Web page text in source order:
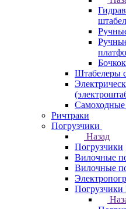
Штабелеры
Ричтраки
Погрузчики
Назад
Погрузчики
Вилочные
Вилочные
Погрузчики